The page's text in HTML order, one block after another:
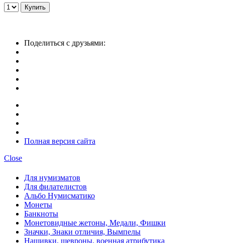
Поделиться с друзьями:
Полная версия сайта
Close
Для нумизматов
Для филателистов
Альбо Нумисматико
Монеты
Банкноты
Монетовидные жетоны, Медали, Фишки
Значки, Знаки отличия, Вымпелы
Нашивки, шевроны, военная атрибутика